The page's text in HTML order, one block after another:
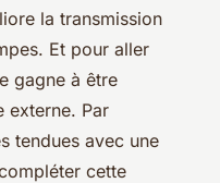
la transmission
Et pour aller
gagne à être
externe. Par
tendues avec une
cette